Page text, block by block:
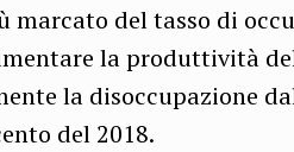
marcato del tasso di
la produttività
la disoccupazione
del 2018.